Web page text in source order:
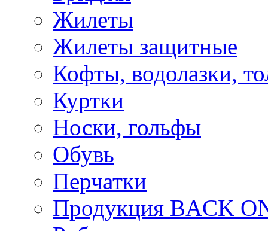
Жилеты
Жилеты защитные
Кофты, водолазки,
Куртки
Носки, гольфы
Обувь
Перчатки
Продукция BACK